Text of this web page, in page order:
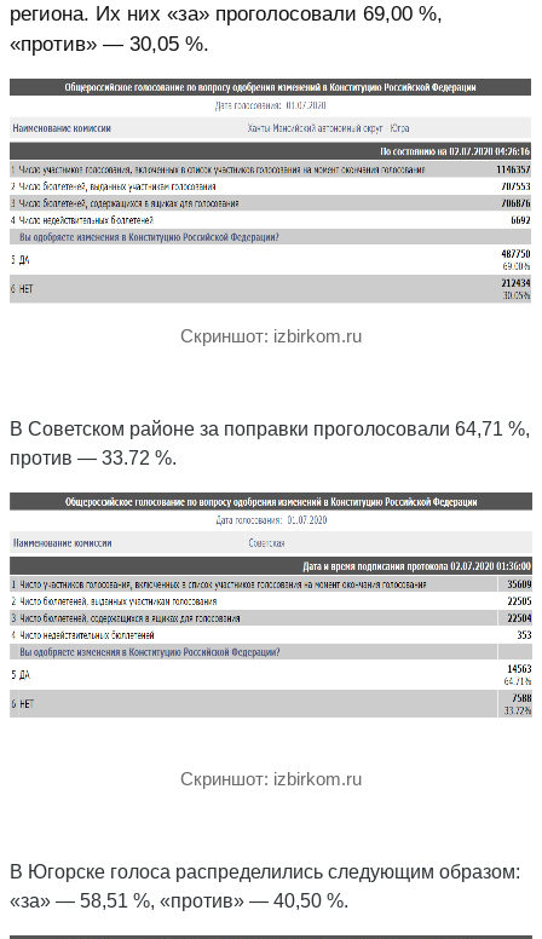
региона. Их них «за» проголосовали 69,00 %,
«против» — 30,05 %.
Скриншот: izbirkom.ru
В Советском районе за поправки проголосовали 64,71 %,
против — 33.72 %.
Скриншот: izbirkom.ru
В Югорске голоса распределились следующим образом:
«за» — 58,51 %, «против» — 40,50 %.